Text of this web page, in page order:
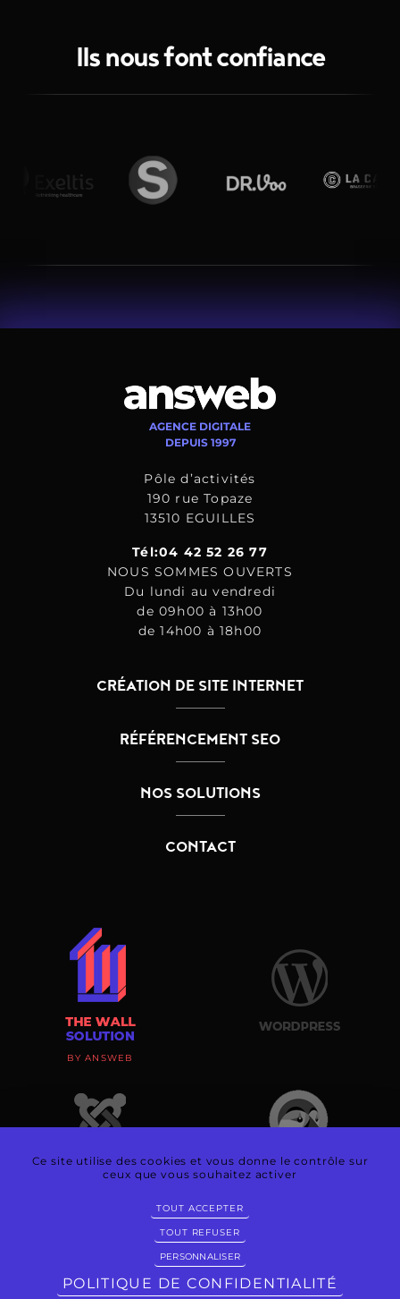
Ils nous font confiance
AGENCE DIGITALE
DEPUIS 1997
Pôle d’activités
190 rue Topaze
13510 EGUILLES
Tél:04 42 52 26 77
NOUS SOMMES OUVERTS
Du lundi au vendredi
de 09h00 à 13h00
de 14h00 à 18h00
CRÉATION DE SITE INTERNET
RÉFÉRENCEMENT SEO
NOS SOLUTIONS
CONTACT
BY ANSWEB
©1997-2026 ANSWEB - TOUS DROITS RÉSERVÉS - CRÉATION & RÉALISATION :
ANSWEB - MENTIONS LÉGALES -PLAN DU SITE - POLITIQUE DE CONFIDENTIALITÉ
Ce site utilise des cookies et vous donne le contrôle sur
ceux que vous souhaitez activer
TOUT ACCEPTER
TOUT REFUSER
PERSONNALISER
POLITIQUE DE CONFIDENTIALITÉ